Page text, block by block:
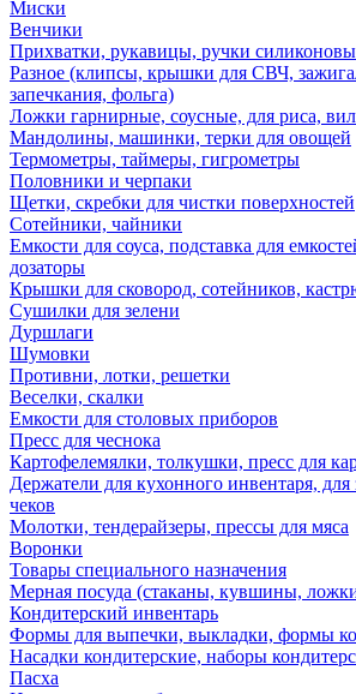
Миски
Венчики
Прихватки, рукавицы, ручки
Разное (клипсы, крышки для СВЧ,
запечкания, фольга)
Ложки гарнирные, соусные, для риса,
Мандолины, машинки, терки для овощей
Термометры, таймеры, гигрометры
Половники и черпаки
Щетки, скребки для чистки поверхностей
Сотейники, чайники
Емкости для соуса, подставка для
дозаторы
Крышки для сковород, сотейников,
Сушилки для зелени
Дуршлаги
Шумовки
Противни, лотки, решетки
Веселки, скалки
Емкости для столовых приборов
Пресс для чеснока
Картофелемялки, толкушки, пресс для
Держатели для кухонного инвентаря, для
чеков
Молотки, тендерайзеры, прессы для мяса
Воронки
Товары специального назначения
Мерная посуда (стаканы, кувшины,
Кондитерский инвентарь
Формы для выпечки, выкладки, формы
Насадки кондитерские, наборы
Пасха